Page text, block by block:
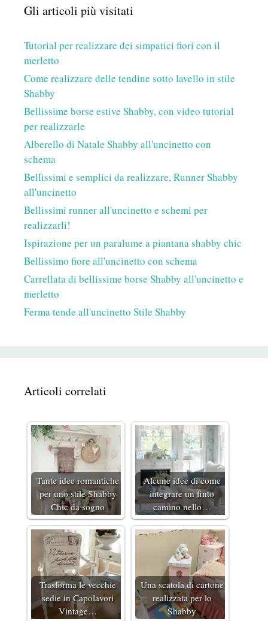
Gli articoli più visitati
Tutorial per realizzare dei simpatici fiori con il
merletto
Come realizzare delle tendine sotto lavello in stile
Shabby
Bellissime borse estive Shabby, con video tutorial
per realizzarle
Alberello di Natale Shabby all'uncinetto con
schema
Bellissimi e semplici da realizzare, Runner Shabby
all'uncinetto
Bellissimi runner all'uncinetto e schemi per
realizzarli!
Ispirazione per un paralume a piantana shabby chic
Bellissimo fiore all'uncinetto con schema
Carrellata di bellissime borse Shabby all'uncinetto e
merletto
Ferma tende all'uncinetto Stile Shabby
Articoli correlati
Tante idee romantiche
per uno stile Shabby
Chic da sogno
Alcune idee di come
integrare un finto
camino nello…
Trasforma le vecchie
sedie in Capolavori
Vintage…
Una scatola di cartone
realizzata per lo
Shabby